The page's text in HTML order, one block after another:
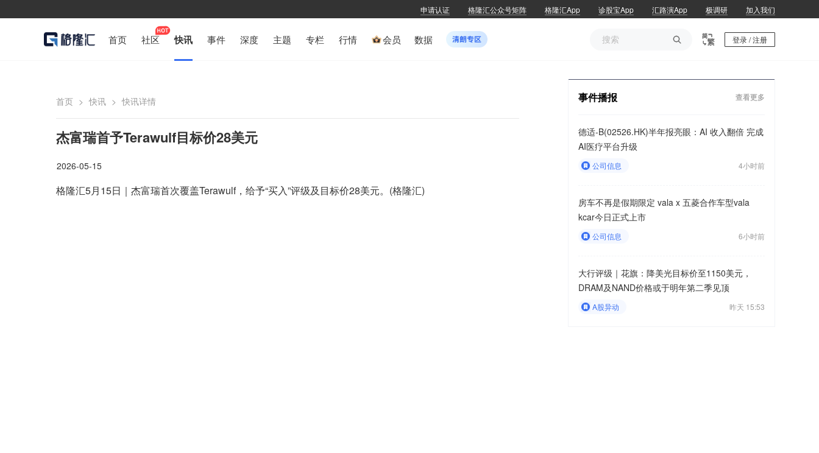
申请认证 格隆汇公众号矩阵 格隆汇App 诊股宝App 汇路演App 极调研 加入我们
首页 社区 快讯 事件 深度 主题 专栏 行情 会员 数据  登录 / 注册
首页 > 快讯 > 快讯详情
杰富瑞首予Terawulf目标价28美元
2026-05-15
格隆汇5月15日｜杰富瑞首次覆盖Terawulf，给予“买入”评级及目标价28美元。(格隆汇)
事件播报 查看更多
德适-B(02526.HK)半年报亮眼：AI 收入翻倍 完成
AI医疗平台升级
公司信息 4小时前
房车不再是假期限定 vala x 五菱合作车型vala
kcar今日正式上市
公司信息 6小时前
大行评级｜花旗：降美光目标价至1150美元，
DRAM及NAND价格或于明年第二季见顶
A股异动 昨天 15:53